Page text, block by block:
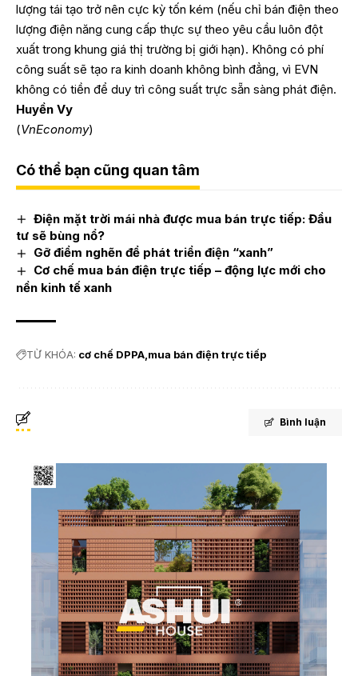
lượng tái tạo trở nên cực kỳ tốn kém (nếu chỉ bán điện theo
lượng điện năng cung cấp thực sự theo yêu cầu luôn đột
xuất trong khung giá thị trường bị giới hạn). Không có phí
công suất sẽ tạo ra kinh doanh không bình đẳng, vì EVN
không có tiền để duy trì công suất trực sẵn sàng phát điện.
Huyền Vy
(VnEconomy)
Có thể bạn cũng quan tâm
Điện mặt trời mái nhà được mua bán trực tiếp: Đầu
tư sẽ bùng nổ?
Gỡ điểm nghẽn để phát triển điện “xanh”
Cơ chế mua bán điện trực tiếp – động lực mới cho
nền kinh tế xanh
TỪ KHÓA: cơ chế DPPA mua bán điện trực tiếp
Bình luận